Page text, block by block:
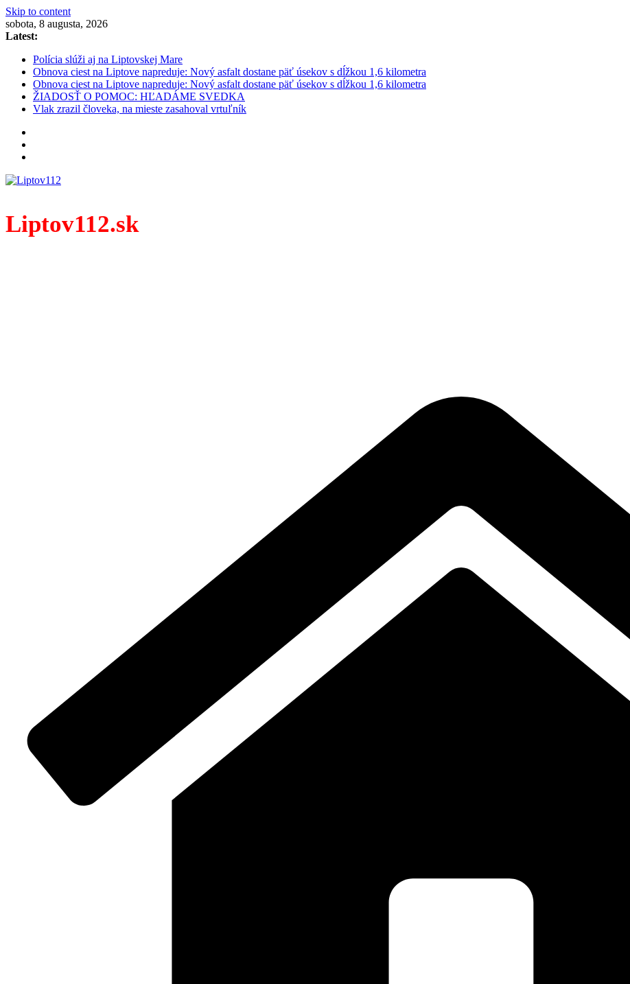
Skip to content
sobota, 8 augusta, 2026
Latest:
Polícia slúži aj na Liptovskej Mare
Obnova ciest na Liptove napreduje: Nový asfalt dostane päť úsekov s dĺžkou 1,6 kilometra
Obnova ciest na Liptove napreduje: Nový asfalt dostane päť úsekov s dĺžkou 1,6 kilometra
ŽIADOSŤ O POMOC: HĽADÁME SVEDKA
Vlak zrazil človeka, na mieste zasahoval vrtuľník
Liptov112.sk